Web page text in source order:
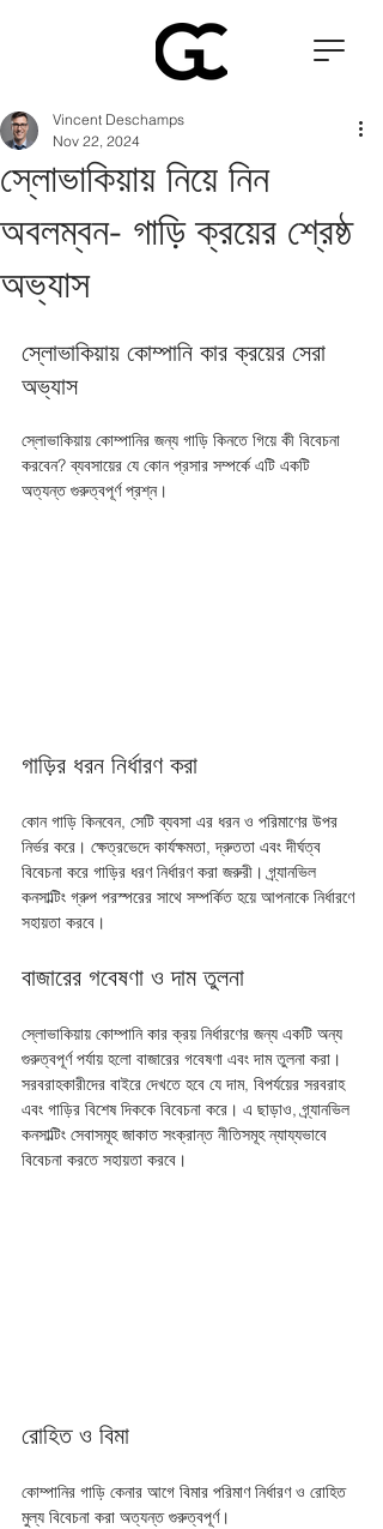
স্লোভাকিয়ায় নিয়ে নিন
অবলম্বন- গাড়ি ক্রয়ের শ্রেষ্ঠ
অভ্যাস
Vincent Deschamps
Nov 22, 2024
স্লোভাকিয়ায় কোম্পানি কার ক্রয়ের সেরা
অভ্যাস
স্লোভাকিয়ায় কোম্পানির জন্য গাড়ি কিনতে গিয়ে কী বিবেচনা
করবেন? ব্যবসায়ের যে কোন প্রসার সম্পর্কে এটি একটি
অত্যন্ত গুরুত্বপূর্ণ প্রশ্ন।
গাড়ির ধরন নির্ধারণ করা
কোন গাড়ি কিনবেন, সেটি ব্যবসা এর ধরন ও পরিমাণের উপর
নির্ভর করে। ক্ষেত্রভেদে কার্যক্ষমতা, দ্রুততা এবং দীর্ঘত্ব
বিবেচনা করে গাড়ির ধরণ নির্ধারণ করা জরুরী। গ্র্যানভিল
কনসাল্টিং গ্রুপ পরস্পরের সাথে সম্পর্কিত হয়ে আপনাকে নির্ধারণে
সহায়তা করবে।
বাজারের গবেষণা ও দাম তুলনা
স্লোভাকিয়ায় কোম্পানি কার ক্রয় নির্ধারণের জন্য একটি অন্য
গুরুত্বপূর্ণ পর্যায় হলো বাজারের গবেষণা এবং দাম তুলনা করা।
সরবরাহকারীদের বাইরে দেখতে হবে যে দাম, বিপর্যয়ের সরবরাহ
এবং গাড়ির বিশেষ দিককে বিবেচনা করে। এ ছাড়াও, গ্র্যানভিল
কনসাল্টিং সেবাসমূহ জাকাত সংক্রান্ত নীতিসমূহ ন্যায্যভাবে
বিবেচনা করতে সহায়তা করবে।
রোহিত ও বিমা
কোম্পানির গাড়ি কেনার আগে বিমার পরিমাণ নির্ধারণ ও রোহিত
মুল্য বিবেচনা করা অত্যন্ত গুরুত্বপূর্ণ।